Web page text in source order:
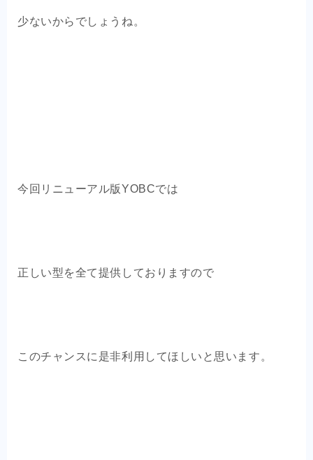
少ないからでしょうね。
今回リニューアル版YOBCでは
正しい型を全て提供しておりますので
このチャンスに是非利用してほしいと思います。